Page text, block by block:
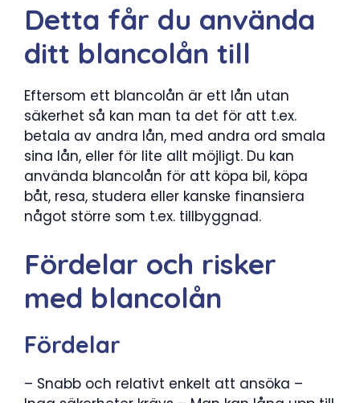
Detta får du använda
ditt blancolån till
Eftersom ett blancolån är ett lån utan
säkerhet så kan man ta det för att t.ex.
betala av andra lån, med andra ord smala
sina lån, eller för lite allt möjligt. Du kan
använda blancolån för att köpa bil, köpa
båt, resa, studera eller kanske finansiera
något större som t.ex. tillbyggnad.
Fördelar och risker
med blancolån
Fördelar
– Snabb och relativt enkelt att ansöka –